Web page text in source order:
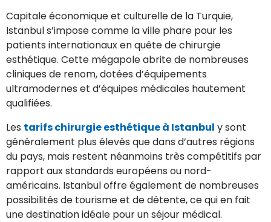
Capitale économique et culturelle de la Turquie,
Istanbul s’impose comme la ville phare pour les
patients internationaux en quête de chirurgie
esthétique. Cette mégapole abrite de nombreuses
cliniques de renom, dotées d’équipements
ultramodernes et d’équipes médicales hautement
qualifiées.
Les tarifs chirurgie esthétique à Istanbul y sont
généralement plus élevés que dans d’autres régions
du pays, mais restent néanmoins très compétitifs par
rapport aux standards européens ou nord-
américains. Istanbul offre également de nombreuses
possibilités de tourisme et de détente, ce qui en fait
une destination idéale pour un séjour médical.